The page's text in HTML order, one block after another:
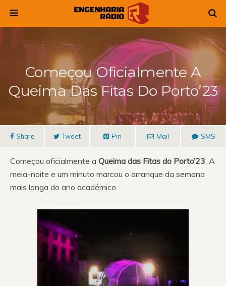
Começou Oficialmente A
Queima Das Fitas Do Porto’23
Share Tweet Pin Mail SMS
Começou oficialmente a Queima das Fitas do Porto’23. A
meia-noite e um minuto marcou o arranque da semana
mais longa do ano académico.